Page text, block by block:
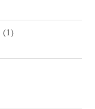
(1)